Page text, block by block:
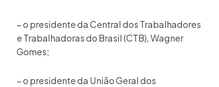
– o presidente da Central dos Trabalhadores
e Trabalhadoras do Brasil (CTB), Wagner
Gomes;
– o presidente da União Geral dos